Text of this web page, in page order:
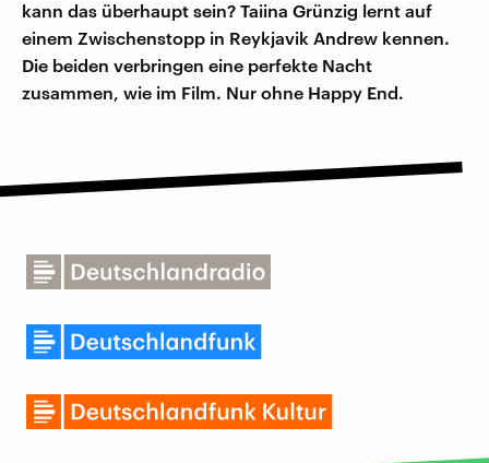
kann das überhaupt sein? Taiina Grünzig lernt auf
einem Zwischenstopp in Reykjavik Andrew kennen.
Die beiden verbringen eine perfekte Nacht
zusammen, wie im Film. Nur ohne Happy End.